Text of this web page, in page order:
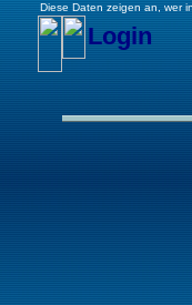
Diese Daten zeigen an, wer
Login